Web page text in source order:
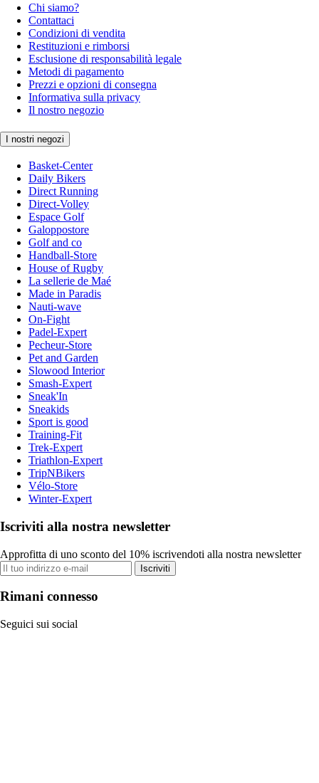
Chi siamo?
Contattaci
Condizioni di vendita
Restituzioni e rimborsi
Esclusione di responsabilità legale
Metodi di pagamento
Prezzi e opzioni di consegna
Informativa sulla privacy
Il nostro negozio
I nostri negozi
Basket-Center
Daily Bikers
Direct Running
Direct-Volley
Espace Golf
Galoppostore
Golf and co
Handball-Store
House of Rugby
La sellerie de Maé
Made in Paradis
Nauti-wave
On-Fight
Padel-Expert
Pecheur-Store
Pet and Garden
Slowood Interior
Smash-Expert
Sneak'In
Sneakids
Sport is good
Training-Fit
Trek-Expert
Triathlon-Expert
TripNBikers
Vélo-Store
Winter-Expert
Iscriviti alla nostra newsletter
Approfitta di uno sconto del 10% iscrivendoti alla nostra newsletter
Iscriviti
Rimani connesso
Seguici sui social